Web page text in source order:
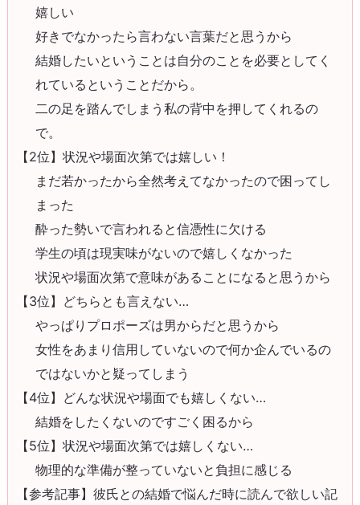
嬉しい
好きでなかったら言わない言葉だと思うから
結婚したいということは自分のことを必要としてく
れているということだから。
二の足を踏んでしまう私の背中を押してくれるの
で。
【2位】状況や場面次第では嬉しい！
まだ若かったから全然考えてなかったので困ってし
まった
酔った勢いで言われると信憑性に欠ける
学生の頃は現実味がないので嬉しくなかった
状況や場面次第で意味があることになると思うから
【3位】どちらとも言えない…
やっぱりプロポーズは男からだと思うから
女性をあまり信用していないので何か企んでいるの
ではないかと疑ってしまう
【4位】どんな状況や場面でも嬉しくない…
結婚をしたくないのですごく困るから
【5位】状況や場面次第では嬉しくない…
物理的な準備が整っていないと負担に感じる
【参考記事】彼氏との結婚で悩んだ時に読んで欲しい記